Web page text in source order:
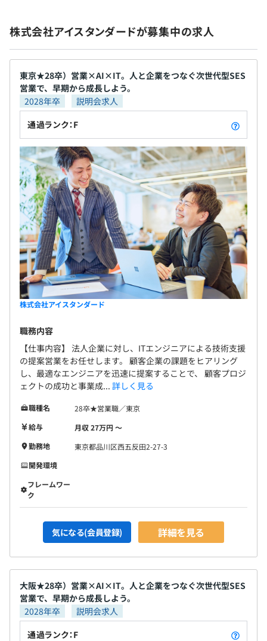
保険）
無期雇用
株式会社アイスタンダードが募集中の求人
東京★28卒）営業×AI×IT。人と企業をつなぐ次世代型SES
営業で、早期から成長しよう。
2028年卒
説明会求人
通過ランク：F
株式会社アイスタンダード
職務内容
【仕事内容】 法人企業に対し、ITエンジニアによる技術支援
の提案営業をお任せします。 顧客企業の課題をヒアリング
し、最適なエンジニアを迅速に提案することで、 顧客プロジ
ェクトの成功と事業成... 詳しく見る
職種名
28卒★営業職／東京
給与
月収 27万円 〜
勤務地
東京都品川区西五反田2-27-3
開発環境
フレームワー
ク
気になる(会員登録) 詳細を見る
大阪★28卒）営業×AI×IT。人と企業をつなぐ次世代型SES
営業で、早期から成長しよう。
2028年卒
説明会求人
通過ランク：F